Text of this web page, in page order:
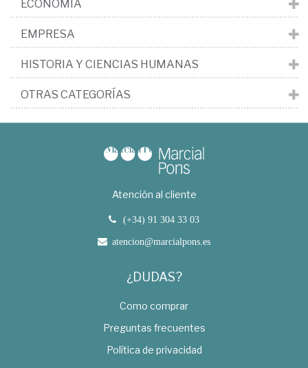
ECONOMÍA
EMPRESA
HISTORIA Y CIENCIAS HUMANAS
OTRAS CATEGORÍAS
Atención al cliente
(+34) 91 304 33 03
atencion@marcialpons.es
¿DUDAS?
Como comprar
Preguntas frecuentes
Política de privacidad